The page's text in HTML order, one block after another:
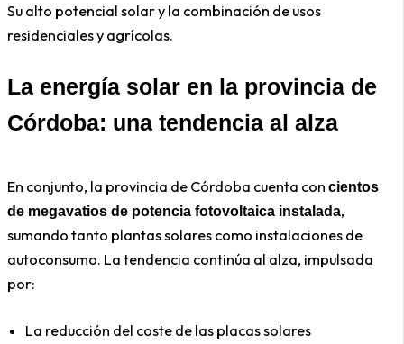
Su alto potencial solar y la combinación de usos
residenciales y agrícolas.
La energía solar en la provincia de
Córdoba: una tendencia al alza
En conjunto, la provincia de Córdoba cuenta con cientos
de megavatios de potencia fotovoltaica instalada,
sumando tanto plantas solares como instalaciones de
autoconsumo. La tendencia continúa al alza, impulsada
por:
La reducción del coste de las placas solares